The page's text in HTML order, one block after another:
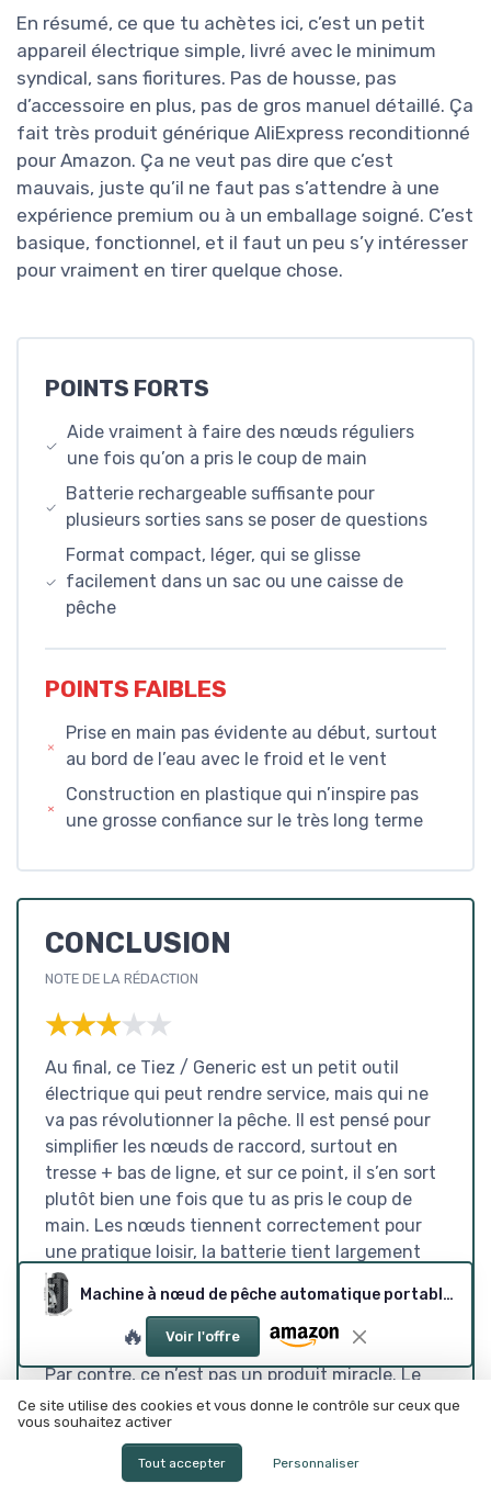
En résumé, ce que tu achètes ici, c’est un petit
appareil électrique simple, livré avec le minimum
syndical, sans fioritures. Pas de housse, pas
d’accessoire en plus, pas de gros manuel détaillé. Ça
fait très produit générique AliExpress reconditionné
pour Amazon. Ça ne veut pas dire que c’est
mauvais, juste qu’il ne faut pas s’attendre à une
expérience premium ou à un emballage soigné. C’est
basique, fonctionnel, et il faut un peu s’y intéresser
pour vraiment en tirer quelque chose.
POINTS FORTS
Aide vraiment à faire des nœuds réguliers
une fois qu’on a pris le coup de main
Batterie rechargeable suffisante pour
plusieurs sorties sans se poser de questions
Format compact, léger, qui se glisse
facilement dans un sac ou une caisse de
pêche
POINTS FAIBLES
Prise en main pas évidente au début, surtout
au bord de l’eau avec le froid et le vent
Construction en plastique qui n’inspire pas
une grosse confiance sur le très long terme
CONCLUSION
NOTE DE LA RÉDACTION
★★★★★
★★★★★
Au final, ce Tiez / Generic est un petit outil
électrique qui peut rendre service, mais qui ne
va pas révolutionner la pêche. Il est pensé pour
simplifier les nœuds de raccord, surtout en
tresse + bas de ligne, et sur ce point, il s’en sort
plutôt bien une fois que tu as pris le coup de
main. Les nœuds tiennent correctement pour
une pratique loisir, la batterie tient largement
une journée (voire plusieurs), et le format
compact permet de le garder facilement dans la
caisse de pêche.
Par contre, ce n’est pas un produit miracle. Le
design est un peu basique, la prise en main
demande un peu de pratique, et la solidité reste
celle d’un petit gadget en plastique, pas d’un
outil pro. Si tu maîtrises déjà tes nœuds à la
Machine à nœud de pêche automatique portable (rechargeable)
🔥 Voir l'offre
Ce site utilise des cookies et vous donne le contrôle sur ceux que
vous souhaitez activer
Tout accepter Personnaliser